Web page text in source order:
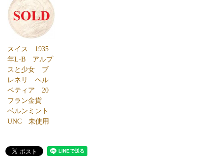
スイス 1935
年L-B アルプ
スと少女 ブ
レネリ ヘル
ベティア 20
フラン金貨
ベルンミント
UNC 未使用